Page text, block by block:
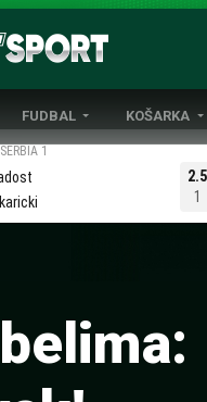
FUDBAL
DOMAĆI FUDBAL
LIGE PETICE
EVROPSKA TAKMIČENJA
KOŠARKA
EVROLIGA
ABA LIGA
NBA LIGA
SERBIA 1
2.5
1